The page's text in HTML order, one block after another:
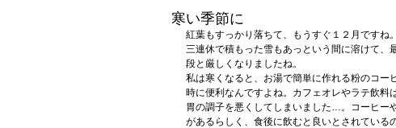
寒い季節に
紅葉もすっかり落ちて、もうすぐ１２月ですね。
三連休で積もった雪もあっという間に溶けて
段と厳しくなりましたね。
私は寒くなると、お湯で簡単に作れる粉のコー
時に便利なんですよね。カフェオレやラテ飲
胃の調子を悪くしてしまいました…。コーヒー
があるらしく、食後に飲むと良いとされている